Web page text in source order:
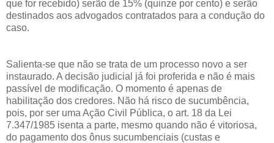
que for recebido) serão de 15% (quinze por cento) e serão
destinados aos advogados contratados para a condução do
caso.
Salienta-se que não se trata de um processo novo a ser
instaurado. A decisão judicial já foi proferida e não é mais
passível de modificação. O momento é apenas de
habilitação dos credores. Não há risco de sucumbência,
pois, por ser uma Ação Civil Pública, o art. 18 da Lei
7.347/1985 isenta a parte, mesmo quando não é vitoriosa,
do pagamento dos ônus sucumbenciais (custas e